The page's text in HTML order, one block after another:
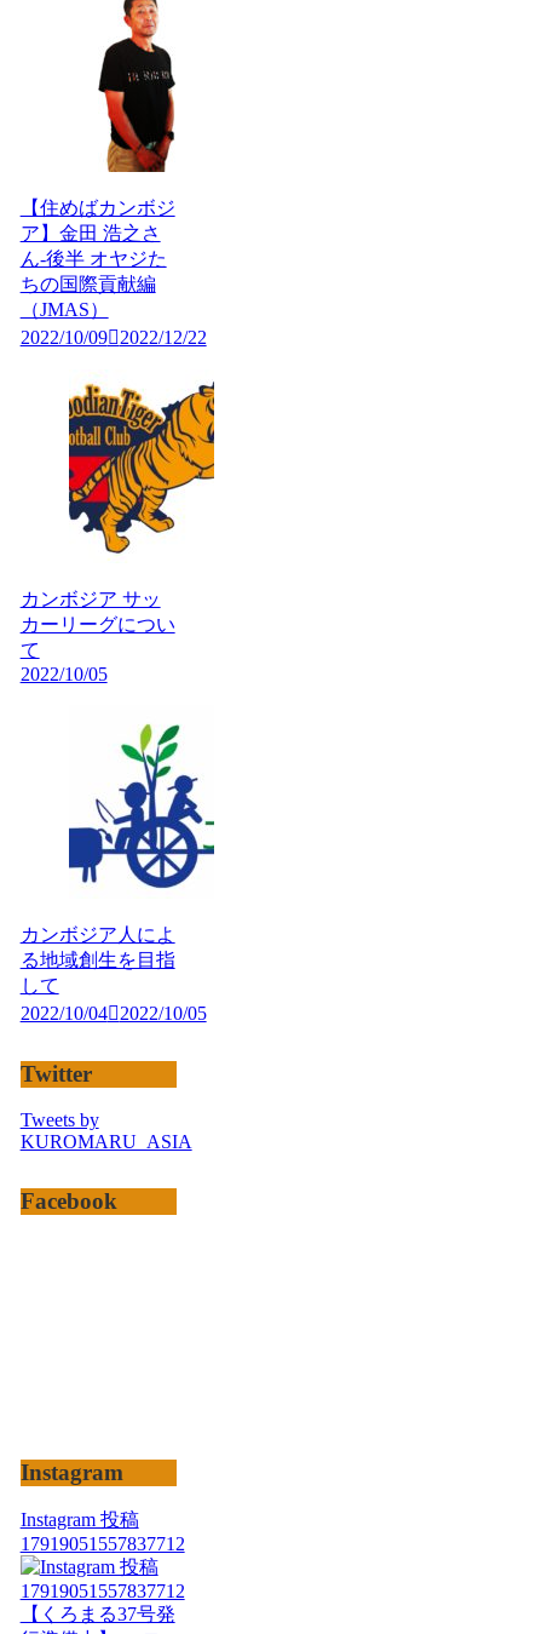
【住めばカンボジ
ア】金田 浩之さ
ん-後半 オヤジた
ちの国際貢献編
（JMAS）
2022/10/09
2022/12/22
カンボジア サッ
カーリーグについ
て
2022/10/05
カンボジア人によ
る地域創生を目指
して
2022/10/04
2022/10/05
Twitter
Tweets by
KUROMARU_ASIA
Facebook
Instagram
Instagram 投稿
17919051557837712
【くろまる37号発